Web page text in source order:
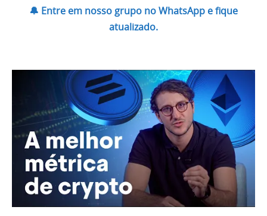
🔔 Entre em nosso grupo no WhatsApp e fique
atualizado.